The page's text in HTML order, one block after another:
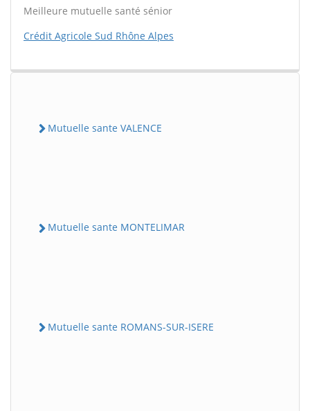
Meilleure mutuelle santé sénior
Crédit Agricole Sud Rhône Alpes
Mutuelle sante VALENCE
Mutuelle sante MONTELIMAR
Mutuelle sante ROMANS-SUR-ISERE